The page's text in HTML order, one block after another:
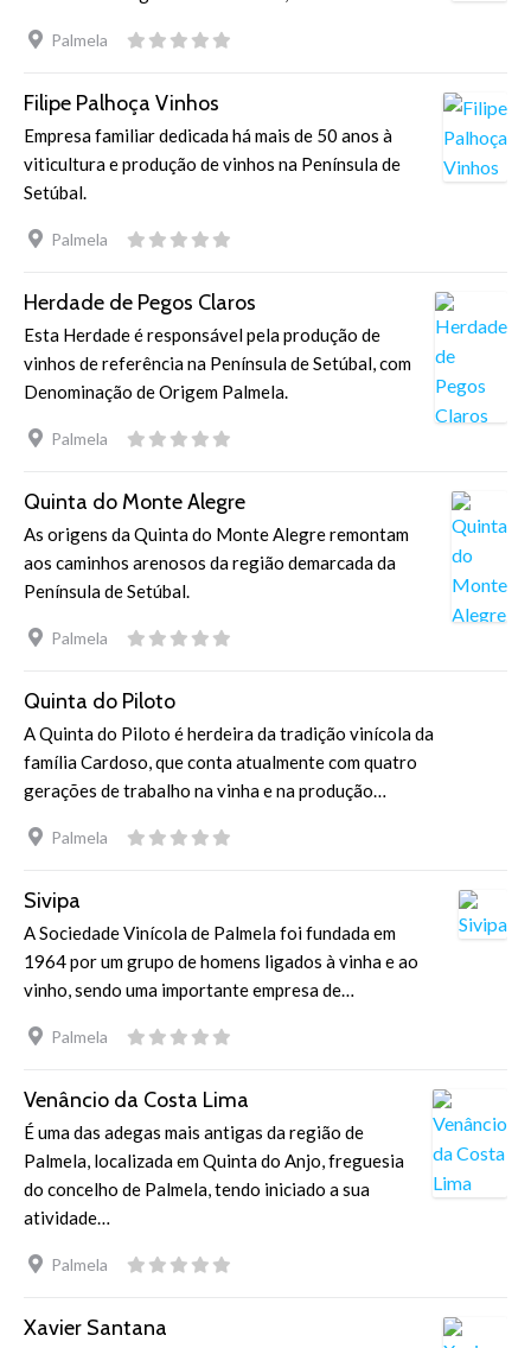
Palmela
Filipe Palhoça Vinhos
Empresa familiar dedicada há mais de 50 anos à
viticultura e produção de vinhos na Península de
Setúbal.
Palmela
Herdade de Pegos Claros
Esta Herdade é responsável pela produção de
vinhos de referência na Península de Setúbal, com
Denominação de Origem Palmela.
Palmela
Quinta do Monte Alegre
As origens da Quinta do Monte Alegre remontam
aos caminhos arenosos da região demarcada da
Península de Setúbal.
Palmela
Quinta do Piloto
A Quinta do Piloto é herdeira da tradição vinícola da
família Cardoso, que conta atualmente com quatro
gerações de trabalho na vinha e na produção…
Palmela
Sivipa
A Sociedade Vinícola de Palmela foi fundada em
1964 por um grupo de homens ligados à vinha e ao
vinho, sendo uma importante empresa de…
Palmela
Venâncio da Costa Lima
É uma das adegas mais antigas da região de
Palmela, localizada em Quinta do Anjo, freguesia
do concelho de Palmela, tendo iniciado a sua
atividade…
Palmela
Xavier Santana